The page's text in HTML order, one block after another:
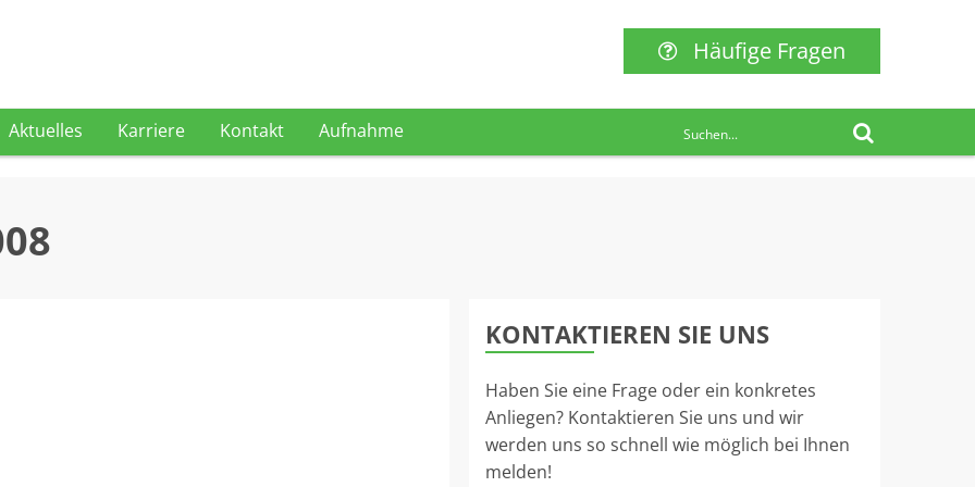
Häufige Fragen
Aktuelles Karriere Kontakt Aufnahme
KONTAKTIEREN SIE UNS
Haben Sie eine Frage oder ein konkretes
Anliegen? Kontaktieren Sie uns und wir
werden uns so schnell wie möglich bei Ihnen
melden!